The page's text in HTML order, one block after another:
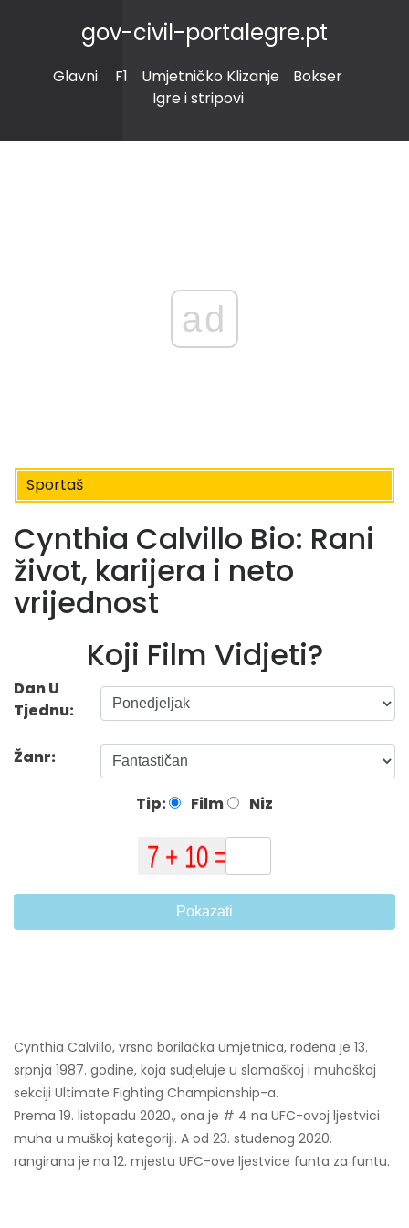
gov-civil-portalegre.pt
Glavni F1 Umjetničko Klizanje
Bokser
Igre i stripovi
ad
Sportaš
Cynthia Calvillo Bio: Rani
život, karijera i neto
vrijednost
Koji Film Vidjeti?
Dan U
Tjednu:
Žanr:
Tip: Film Niz
Pokazati
Cynthia Calvillo, vrsna borilačka umjetnica, rođena je 13.
srpnja 1987. godine, koja sudjeluje u slamaškoj i muhaškoj
sekciji Ultimate Fighting Championship-a.
Prema 19. listopadu 2020., ona je # 4 na UFC-ovoj ljestvici
muha u muškoj kategoriji. A od 23. studenog 2020.
rangirana je na 12. mjestu UFC-ove ljestvice funta za funtu.